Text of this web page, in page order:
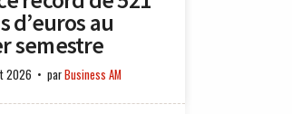
d’euros au
semestre
2026 parBusiness AM